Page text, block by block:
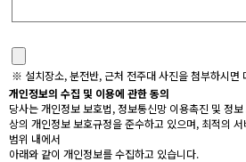
※ 설치장소, 분전반, 근처 전주대 사진을 첨부하시면
개인정보의 수집 및 이용에 관한 동의
당사는 개인정보 보호법, 정보통신망 이용촉진 및 정
상의 개인정보 보호규정을 준수하고 있으며, 최적의
범위 내에서
아래와 같이 개인정보를 수집하고 있습니다.